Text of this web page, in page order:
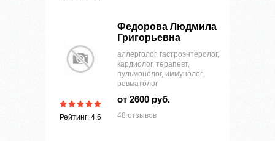
Рейтинг: 4.6
Федорова Людмила
Григорьевна
аллерголог, гастроэнтеролог,
кардиолог, терапевт,
пульмонолог, иммунолог,
ревматолог
от 2600 руб.
48 отзывов